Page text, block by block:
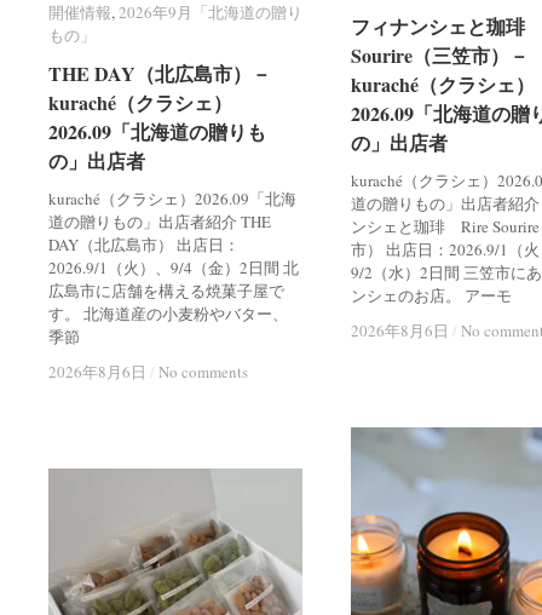
開催情報,2026年9月「北海道の贈り
もの」
THE DAY（北広島市）－
kuraché（クラシェ）
2026.09「北海道の贈りも
の」出店者
kuraché（クラシェ）2026.09「北海
道の贈りもの」出店者紹介 THE
DAY（北広島市） 出店日：
2026.9/1（火）、9/4（金）2日間 北
広島市に店舗を構える焼菓子屋で
す。 北海道産の小麦粉やバター、
季節
2026年8月6日 / No comments
開催情報 2026年9月「北海道の贈り
もの」
THE DAY（北広島市）－
kuraché（クラシェ）
2026.09「北海道の贈りも
の」出店者
2026年8月6日 / No comments
フィナンシェと珈
Sourire（三笠市）－
kuraché（クラシェ）
2026.09「北海道の贈
の」出店者
kuraché（クラシェ）
道の贈りもの」出店者紹
ンシェと珈琲 Rire
市） 出店日：2026.9/1（
9/2（水）2日間 三笠市に
ンシェのお店。 アーモ
2026年8月6日 / No
フィナンシェと珈
Sourire（三笠市）－
kuraché（クラシェ）
2026.09「北海道の贈
の」出店者
2026年8月6日 / No